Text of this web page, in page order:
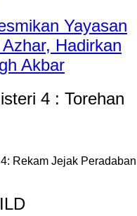
Yayasan
Hadirkan
Akbar
4 : Torehan
Rekam Jejak